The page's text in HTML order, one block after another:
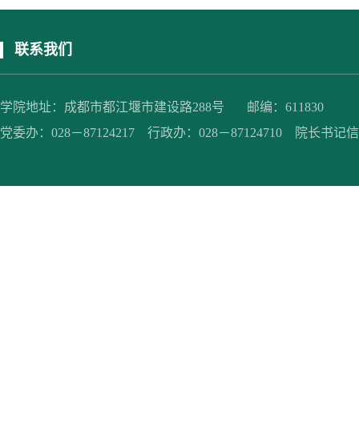
联系我们
学院地址：成都市都江堰市建设路288号 邮编：611830
党委办：028－87124217 行政办：028－87124710 院长书记信